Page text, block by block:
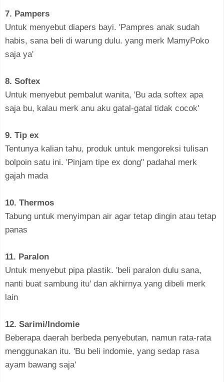
7. Pampers
Untuk menyebut diapers bayi. 'Pampres anak sudah
habis, sana beli di warung dulu. yang merk MamyPoko
saja ya'
8. Softex
Untuk menyebut pembalut wanita, 'Bu ada softex apa
saja bu, kalau merk anu aku gatal-gatal tidak cocok'
9. Tip ex
Tentunya kalian tahu, produk untuk mengoreksi tulisan
bolpoin satu ini. 'Pinjam tipe ex dong" padahal merk
gajah mada
10. Thermos
Tabung untuk menyimpan air agar tetap dingin atau tetap
panas
11. Paralon
Untuk menyebut pipa plastik. 'beli paralon dulu sana,
nanti buat sambung itu' dan akhirnya yang dibeli merk
lain
12. Sarimi/Indomie
Beberapa daerah berbeda penyebutan, namun rata-rata
menggunakan itu. 'Bu beli indomie, yang sedap rasa
ayam bawang saja'